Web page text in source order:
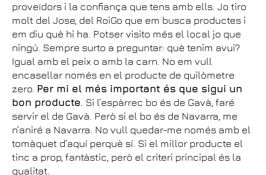
proveïdors i la confiança que tens amb ells. Jo tiro
molt del Jose, del RoiGo que em busca productes i
em diu què hi ha. Potser visito més el local jo que
ningú. Sempre surto a preguntar: què tenim avui?
Igual amb el peix o amb la carn. No em vull
encasellar només en el producte de quilòmetre
zero. Per mi el més important és que sigui un
bon producte. Si l’espàrrec bo és de Gavà, faré
servir el de Gavà. Però si el bo és de Navarra, me
n’aniré a Navarra. No vull quedar-me només amb el
tomàquet d’aquí perquè sí. Si el millor producte el
tinc a prop, fantàstic, però el criteri principal és la
qualitat.